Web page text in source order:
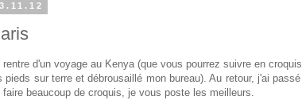
rentre d'un voyage au Kenya (que vous pourrez suivre en
pieds sur terre et débrousaillé mon bureau). Au retour, j'ai
faire beaucoup de croquis, je vous poste les meilleurs.